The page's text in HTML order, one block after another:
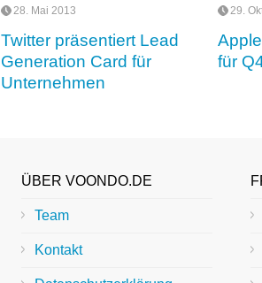
28. Mai 2013
Twitter präsentiert Lead
Generation Card für
Unternehmen
29.
für
ÜBER VOONDO.DE
Team
Kontakt